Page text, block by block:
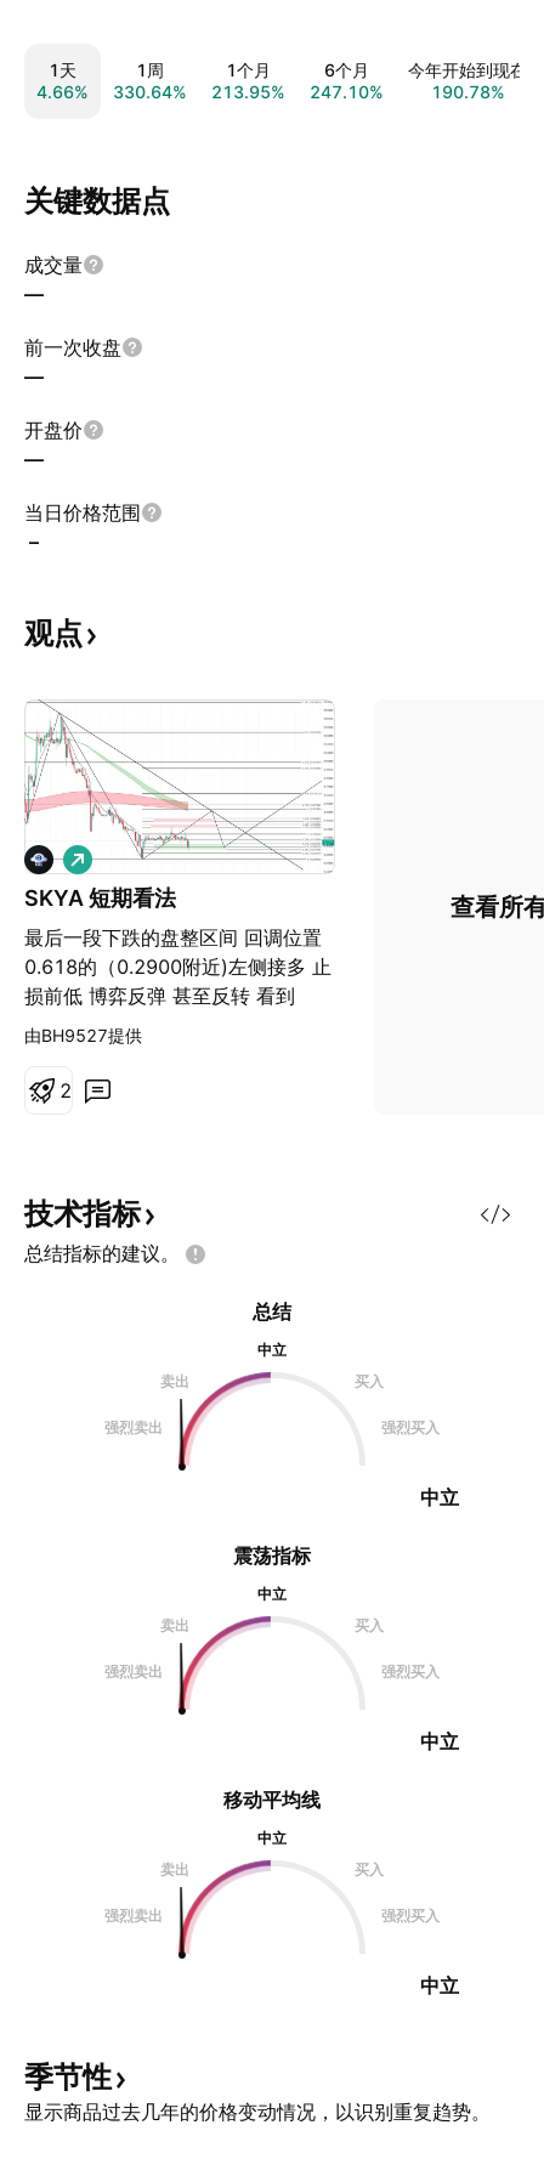
1天
4.66%
1周
330.64%
1个月
213.95%
6个月
247.10%
今年开始到现在
190.78%
关键数据点
成交量
—
前一次收盘
—
开盘价
—
当日价格范围
–
观点
SKYA 短期看法
最后一段下跌的盘整区间 回调位置
0.618的（0.2900附近)左侧接多 止
损前低 博弈反弹 甚至反转 看到
做
多
由BH9527提供
2
查看所
技术指标
总结指标的建议。
震荡指标
中立
卖出
买入
强烈卖出 强烈买入
中立
总结
中立
卖出
买入
强烈卖出 强烈买入
中立
移动平均线
中立
卖出
买入
强烈卖出 强烈买入
中立
季节性
显示商品过去几年的价格变动情况，以识别重复趋势。